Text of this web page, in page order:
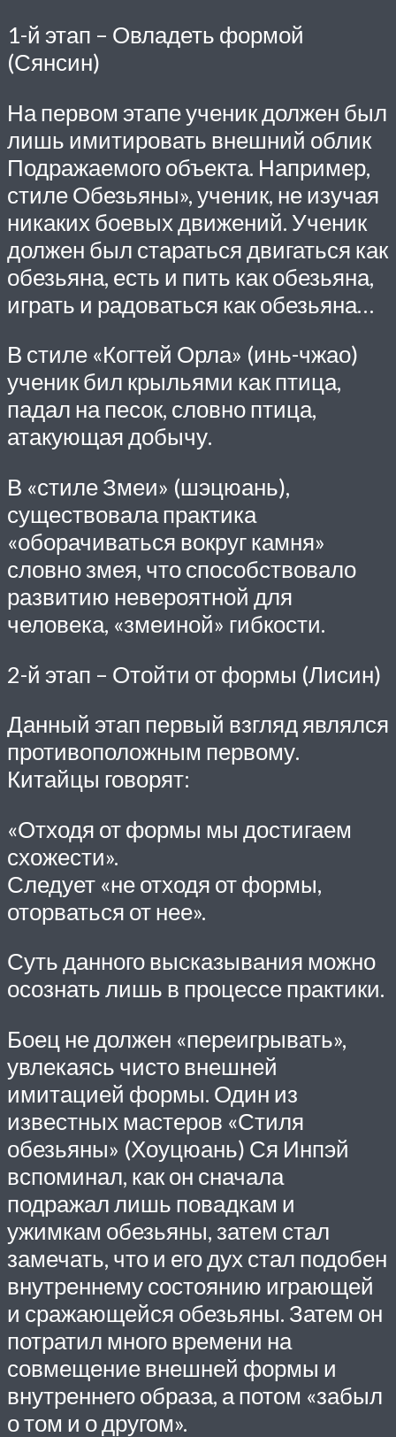
1-й этап – Овладеть формой
(Сянсин)
На первом этапе ученик должен был
лишь имитировать внешний облик
Подражаемого объекта. Например,
стиле Обезьяны», ученик, не изучая
никаких боевых движений. Ученик
должен был стараться двигаться как
обезьяна, есть и пить как обезьяна,
играть и радоваться как обезьяна…
В стиле «Когтей Орла» (инь-чжао)
ученик бил крыльями как птица,
падал на песок, словно птица,
атакующая добычу.
В «стиле Змеи» (шэцюань),
существовала практика
«оборачиваться вокруг камня»
словно змея, что способствовало
развитию невероятной для
человека, «змеиной» гибкости.
2-й этап – Отойти от формы (Лисин)
Данный этап первый взгляд являлся
противоположным первому.
Китайцы говорят:
«Отходя от формы мы достигаем
схожести».
Следует «не отходя от формы,
оторваться от нее».
Суть данного высказывания можно
осознать лишь в процессе практики.
Боец не должен «переигрывать»,
увлекаясь чисто внешней
имитацией формы. Один из
известных мастеров «Стиля
обезьяны» (Хоуцюань) Ся Инпэй
вспоминал, как он сначала
подражал лишь повадкам и
ужимкам обезьяны, затем стал
замечать, что и его дух стал подобен
внутреннему состоянию играющей
и сражающейся обезьяны. Затем он
потратил много времени на
совмещение внешней формы и
внутреннего образа, а потом «забыл
о том и о другом».